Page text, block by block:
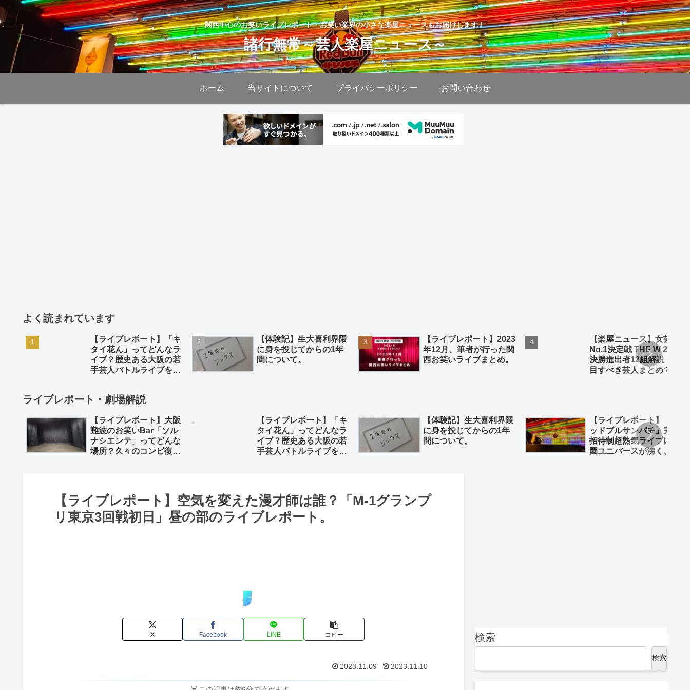
関西中心のお笑いライブレポート・お笑い業界の小さな楽屋ニュースもお届けします！
諸行無常～芸人楽屋ニュース～
ホーム 当サイトについて プライバシーポリシー お問い合わせ
よく読まれています
【ライブレポート】「キ
タイ花ん」ってどんなラ
イブ？歴史ある大阪の若
手芸人バトルライブを徹
【体験記】生大喜利界隈
に身を投じてからの1年
間について。
【ライブレポート】2023
年12月、筆者が行った関
西お笑いライブまとめ。
【楽屋ニュース】女芸人
No.1決定戦 THE W 2023
決勝進出者12組解説！注
目すべき芸人まとめてみ
ライブレポート・劇場解説
【ライブレポート】大阪
難波のお笑いBar「ソル
ナシエンテ」ってどんな
場所？久々のコンビ復活
【ライブレポート】「キ
タイ花ん」ってどんなラ
イブ？歴史ある大阪の若
手芸人バトルライブを徹
【体験記】生大喜利界隈
に身を投じてからの1年
間について。
【ライブレポート】「レ
ッドブルサンパチ」完全
招待制超熱気ライブに味
園ユニバースが沸く、沸
【ライブレポート】空気を変えた漫才師は誰？「M-1グランプ
リ東京3回戦初日」昼の部のライブレポート。
ライブレポート
X Facebook LINE コピー
2023.11.09 2023.11.10
検索
検索